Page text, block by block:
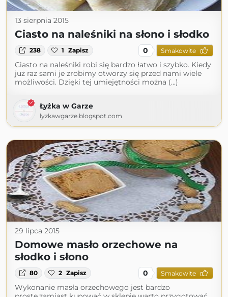
13 sierpnia 2015
Ciasto na naleśniki na słono i słodko
238 1 Zapisz 0 Smakowite
Ciasto na naleśniki robi się bardzo łatwo i szybko. Kiedy
już raz sami je zrobimy otworzy się przed nami wiele
możliwości. Dzięki tej umiejętności można (...)
Łyżka w Garze
lyzkawgarze.blogspot.com
29 lipca 2015
Domowe masło orzechowe na
słodko i słono
80 2 Zapisz 0 Smakowite
Wykonanie masła orzechowego jest bardzo